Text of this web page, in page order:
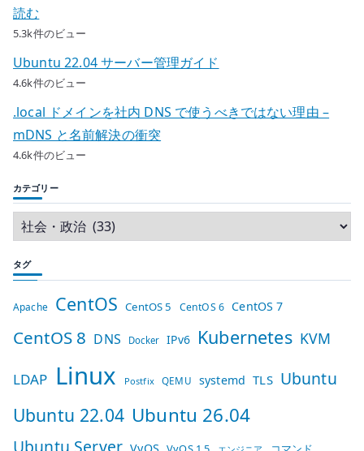
読む
5.3k件のビュー
Ubuntu 22.04 サーバー管理ガイド
4.6k件のビュー
.local ドメインを社内 DNS で使うべきではない理由 –
mDNS と名前解決の衝突
4.6k件のビュー
カテゴリー
タグ
Apache CentOS CentOS 5 CentOS 6 CentOS 7
CentOS 8 DNS Docker IPv6 Kubernetes KVM
LDAP Linux Postfix QEMU systemd TLS Ubuntu
Ubuntu 22.04 Ubuntu 26.04